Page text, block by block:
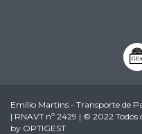
Emílio Martins - Transporte de
| RNAVT nº 2429 | © 2022 Todos
by OPTIGEST